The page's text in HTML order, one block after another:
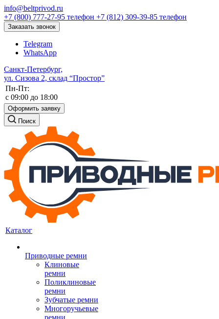
info@beltprivod.ru
+7 (800) 777-27-95 телефон +7 (812) 309-39-85 телефон
Заказать звонок
Telegram
WhatsApp
Санкт-Петербург,
ул. Сизова 2, склад “Простор”
Пн-Пт:
c 09:00 до 18:00
Оформить заявку
Поиск
Каталог
Приводные ремни
Клиновые
ремни
Поликлиновые
ремни
Зубчатые ремни
Многоручьевые
ремни